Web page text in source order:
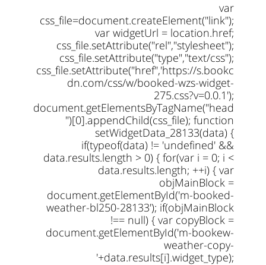
var
css_file=document.createElement("link");
var widgetUrl = location.href;
css_file.setAttribute("rel","stylesheet");
css_file.setAttribute("type","text/css");
css_file.setAttribute("href",'https://s.bookc
dn.com/css/w/booked-wzs-widget-
275.css?v=0.0.1');
document.getElementsByTagName("head
")[0].appendChild(css_file); function
setWidgetData_28133(data) {
if(typeof(data) != 'undefined' &&
data.results.length > 0) { for(var i = 0; i <
data.results.length; ++i) { var
objMainBlock =
document.getElementById('m-booked-
weather-bl250-28133'); if(objMainBlock
!== null) { var copyBlock =
document.getElementById('m-bookew-
weather-copy-
'+data.results[i].widget_type);